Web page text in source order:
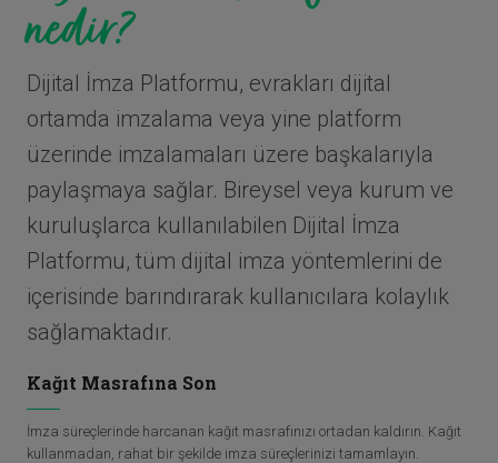
nedir?
Dijital İmza Platformu, evrakları dijital
ortamda imzalama veya yine platform
üzerinde imzalamaları üzere başkalarıyla
paylaşmaya sağlar. Bireysel veya kurum ve
kuruluşlarca kullanılabilen Dijital İmza
Platformu, tüm dijital imza yöntemlerini de
içerisinde barındırarak kullanıcılara kolaylık
sağlamaktadır.
Kağıt Masrafına Son
İmza süreçlerinde harcanan kağıt masrafınızı ortadan kaldırın. Kağıt
kullanmadan, rahat bir şekilde imza süreçlerinizi tamamlayın.